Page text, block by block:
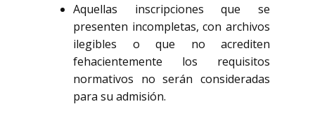
Aquellas inscripciones que se
presenten incompletas, con archivos
ilegibles o que no acrediten
fehacientemente los requisitos
normativos no serán consideradas
para su admisión.